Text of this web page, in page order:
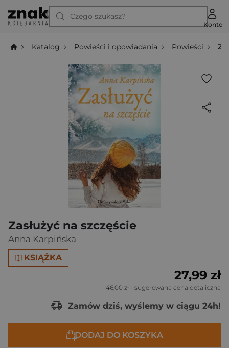
Czego szukasz?
Konto
Katalog Powieści i opowiadania Powieści
Zasłużyć na szczęście
Anna Karpińska
KSIĄŻKA
27,99 zł
46,00 zł - sugerowana cena detaliczna
Zamów dziś, wyślemy w ciągu 24h!
DODAJ DO KOSZYKA